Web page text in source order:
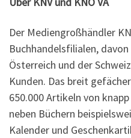
Der Mediengroßhändler
Buchhandelsfilialen,
Österreich und der
Kunden. Das breit
650.000 Artikeln von
neben Büchern
Kalender und